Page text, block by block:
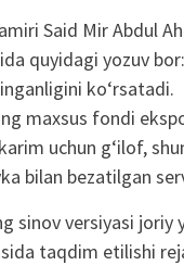
Said Mir Abdul
quyidagi yozuv
ko‘rsatadi.
maxsus fondi
uchun g‘ilof,
bilan bezatilgan
sinov versiyasi joriy
taqdim etilishi